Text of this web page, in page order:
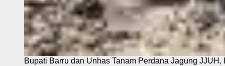
Bupati Barru dan Unhas Tanam Perdana Jagung